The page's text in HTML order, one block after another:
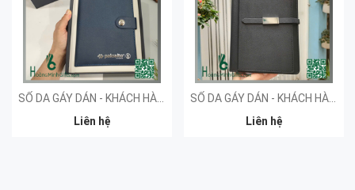
Liên hệ
Liên hệ